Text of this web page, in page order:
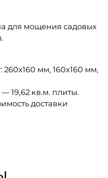
для мощения садовых
260х160 мм, 160х160 мм,
19,62 кв.м. плиты.
доставки